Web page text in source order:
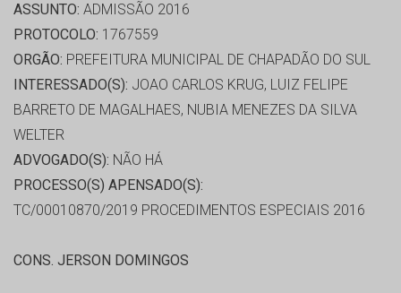
ASSUNTO: ADMISSÃO 2016
PROTOCOLO: 1767559
ORGÃO: PREFEITURA MUNICIPAL DE CHAPADÃO DO SUL
INTERESSADO(S): JOAO CARLOS KRUG, LUIZ FELIPE
BARRETO DE MAGALHAES, NUBIA MENEZES DA SILVA
WELTER
ADVOGADO(S): NÃO HÁ
PROCESSO(S) APENSADO(S):
TC/00010870/2019 PROCEDIMENTOS ESPECIAIS 2016
CONS. JERSON DOMINGOS